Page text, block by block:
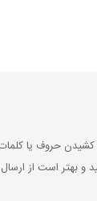
و بهتر است از